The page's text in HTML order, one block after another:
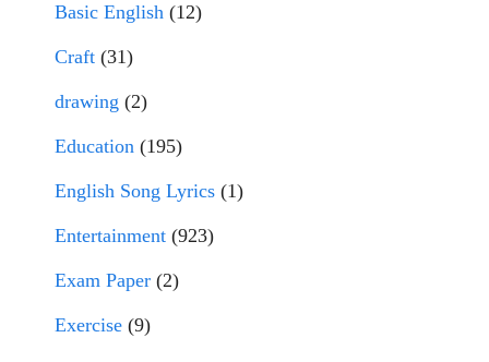
Basic English (12)
Craft (31)
drawing (2)
Education (195)
English Song Lyrics (1)
Entertainment (923)
Exam Paper (2)
Exercise (9)